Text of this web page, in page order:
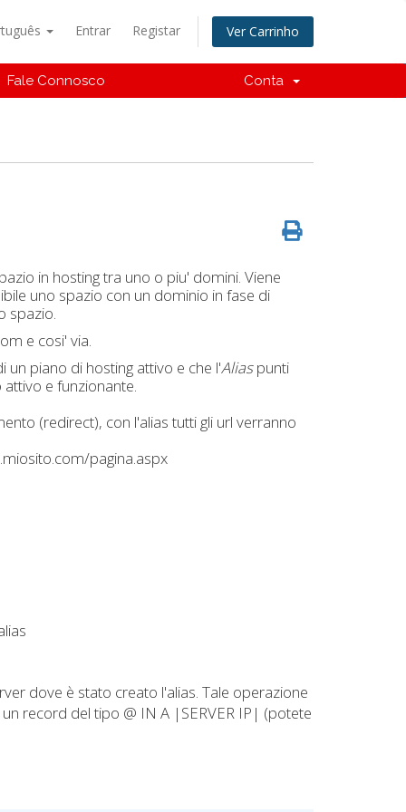
Entrar Registar Ver Carrinho
Fale Connosco Conta
in hosting tra uno o piu' domini. Viene
uno spazio con un dominio in fase di
spazio.
e cosi' via.
piano di hosting attivo e che l'Aliaspunti
e funzionante.
(redirect), con l'alias tutti gli url verranno
pagina.aspx
dove è stato creato l'alias. Tale operazione
record del tipo @ IN A |SERVER IP| (potete